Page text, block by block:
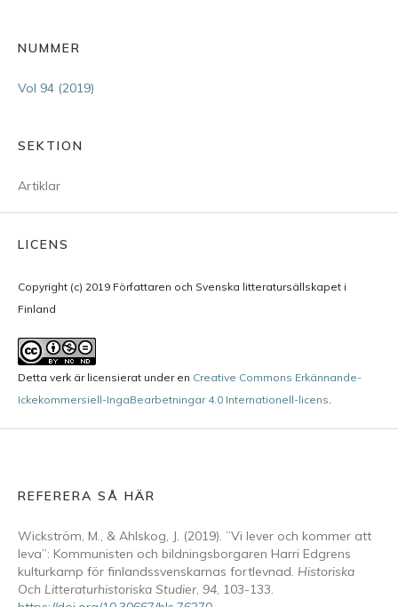
NUMMER
Vol 94 (2019)
SEKTION
Artiklar
LICENS
Copyright (c) 2019 Författaren och Svenska litteratursällskapet i
Finland
Detta verk är licensierat under en Creative Commons Erkännande-
Ickekommersiell-IngaBearbetningar 4.0 Internationell-licens
REFERERA SÅ HÄR
Wickström, M., & Ahlskog, J. (2019). ”Vi lever och kommer att
leva”: Kommunisten och bildningsborgaren Harri Edgrens
kulturkamp för finlandssvenskarnas fortlevnad. Historiska
Och Litteraturhistoriska Studier, 94, 103-133.